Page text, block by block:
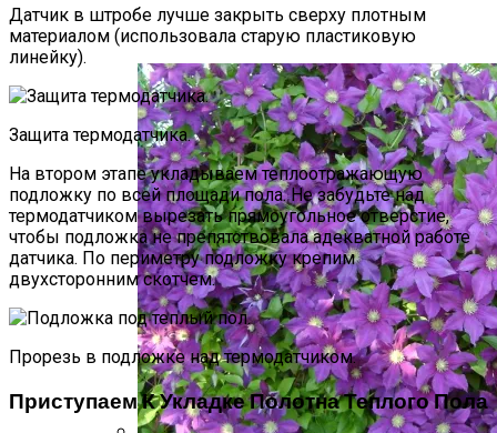
Виды Цветов Для Посадки В Апреле,
Чтобы Быстрее Зацвели
Датчик в штробе лучше закрыть сверху плотным
материалом (использовала старую пластиковую
линейку).
Защита термодатчика.
На втором этапе укладываем теплоотражающую
подложку по всей площади пола. Не забудьте над
термодатчиком вырезать прямоугольное отверстие,
чтобы подложка не препятствовала адекватной работе
датчика. По периметру подложку крепим
двухсторонним скотчем.
Прорезь в подложке над термодатчиком.
Приступаем К Укладке Полотна Теплого Пола